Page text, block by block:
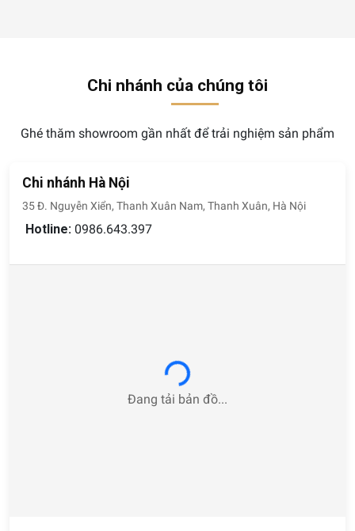
Chi nhánh của chúng tôi
Ghé thăm showroom gần nhất để trải nghiệm sản phẩm
Chi nhánh Hà Nội
35 Đ. Nguyễn Xiển, Thanh Xuân Nam, Thanh Xuân, Hà Nội
Hotline: 0986.643.397
Loading...
Đang tải bản đồ...